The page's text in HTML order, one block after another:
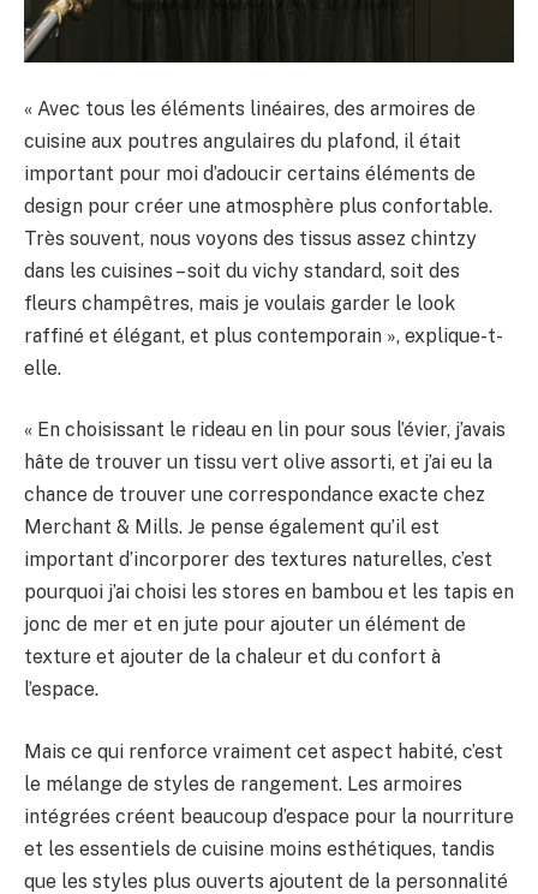
« Avec tous les éléments linéaires, des armoires de
cuisine aux poutres angulaires du plafond, il était
important pour moi d’adoucir certains éléments de
design pour créer une atmosphère plus confortable.
Très souvent, nous voyons des tissus assez chintzy
dans les cuisines – soit du vichy standard, soit des
fleurs champêtres, mais je voulais garder le look
raffiné et élégant, et plus contemporain », explique-t-
elle.
« En choisissant le rideau en lin pour sous l’évier, j’avais
hâte de trouver un tissu vert olive assorti, et j’ai eu la
chance de trouver une correspondance exacte chez
Merchant & Mills. Je pense également qu’il est
important d’incorporer des textures naturelles, c’est
pourquoi j’ai choisi les stores en bambou et les tapis en
jonc de mer et en jute pour ajouter un élément de
texture et ajouter de la chaleur et du confort à
l’espace.
Mais ce qui renforce vraiment cet aspect habité, c’est
le mélange de styles de rangement. Les armoires
intégrées créent beaucoup d’espace pour la nourriture
et les essentiels de cuisine moins esthétiques, tandis
que les styles plus ouverts ajoutent de la personnalité